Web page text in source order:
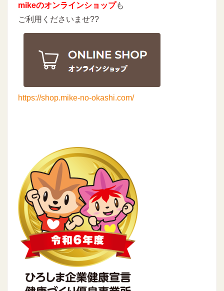
mikeのオンラインショップも
ご利用くださいませ??
https://shop.mike-no-okashi.com/